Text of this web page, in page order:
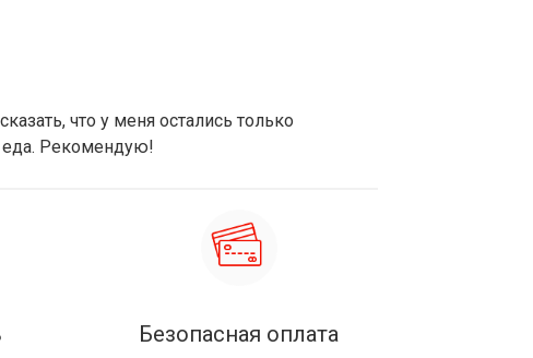
что у меня остались только
еда. Рекомендую!
Безопасная оплата